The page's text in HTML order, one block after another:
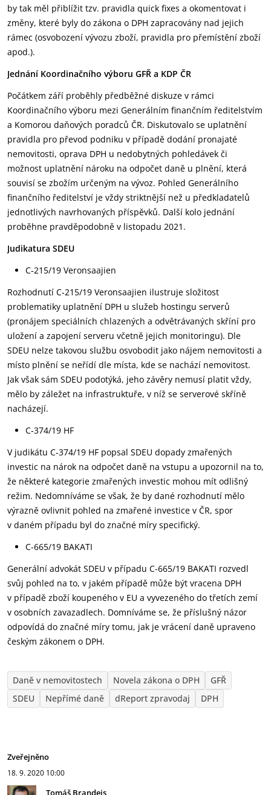
by tak měl přiblížit tzv. pravidla quick fixes a okomentovat i
změny, které byly do zákona o DPH zapracovány nad jejich
rámec (osvobození vývozu zboží, pravidla pro přemístění zboží
apod.).
Jednání Koordinačního výboru GFŘ a KDP ČR
Počátkem září proběhly předběžné diskuze v rámci
Koordinačního výboru mezi Generálním finančním ředitelstvím
a Komorou daňových poradců ČR. Diskutovalo se uplatnění
pravidla pro převod podniku v případě dodání pronajaté
nemovitosti, oprava DPH u nedobytných pohledávek či
možnost uplatnění nároku na odpočet daně u plnění, která
souvisí se zbožím určeným na vývoz. Pohled Generálního
finančního ředitelství je vždy striktnější než u předkladatelů
jednotlivých navrhovaných příspěvků. Další kolo jednání
proběhne pravděpodobně v listopadu 2021.
Judikatura SDEU
C‑215/19 Veronsaajien
Rozhodnutí C‑215/19 Veronsaajien ilustruje složitost
problematiky uplatnění DPH u služeb hostingu serverů
(pronájem speciálních chlazených a odvětrávaných skříní pro
uložení a zapojení serveru včetně jejich monitoringu). Dle
SDEU nelze takovou službu osvobodit jako nájem nemovitosti a
místo plnění se neřídí dle místa, kde se nachází nemovitost.
Jak však sám SDEU podotýká, jeho závěry nemusí platit vždy,
mělo by záležet na infrastruktuře, v níž se serverové skříně
nacházejí.
C‑374/19 HF
V judikátu C‑374/19 HF popsal SDEU dopady zmařených
investic na nárok na odpočet daně na vstupu a upozornil na to,
že některé kategorie zmařených investic mohou mít odlišný
režim. Nedomníváme se však, že by dané rozhodnutí mělo
výrazně ovlivnit pohled na zmařené investice v ČR, spor
v daném případu byl do značné míry specifický.
C-665/19 BAKATI
Generální advokát SDEU v případu C-665/19 BAKATI rozvedl
svůj pohled na to, v jakém případě může být vracena DPH
v případě zboží koupeného v EU a vyvezeného do třetích zemí
v osobních zavazadlech. Domníváme se, že příslušný názor
odpovídá do značné míry tomu, jak je vrácení daně upraveno
českým zákonem o DPH.
Daně v nemovitostech Novela zákona o DPH
GFŘ
SDEU
Nepřímé daně dReport zpravodaj DPH
Zveřejněno
18. 9. 2020 10:00
Tomáš Brandejs